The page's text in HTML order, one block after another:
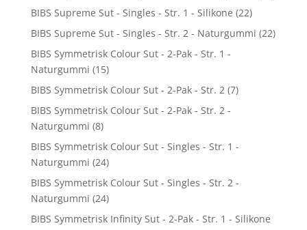
BIBS Supreme Sut - Singles - Str. 1 - Silikone (22)
BIBS Supreme Sut - Singles - Str. 2 - Naturgummi (22)
BIBS Symmetrisk Colour Sut - 2-Pak - Str. 1 -
Naturgummi (15)
BIBS Symmetrisk Colour Sut - 2-Pak - Str. 2 (7)
BIBS Symmetrisk Colour Sut - 2-Pak - Str. 2 -
Naturgummi (8)
BIBS Symmetrisk Colour Sut - Singles - Str. 1 -
Naturgummi (24)
BIBS Symmetrisk Colour Sut - Singles - Str. 2 -
Naturgummi (24)
BIBS Symmetrisk Infinity Sut - 2-Pak - Str. 1 - Silikone